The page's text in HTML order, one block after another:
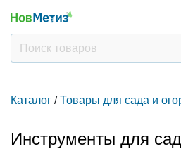
Каталог / Товары для сада и
Инструменты для